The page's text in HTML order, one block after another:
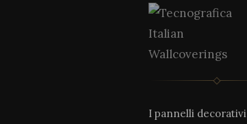
I pannelli